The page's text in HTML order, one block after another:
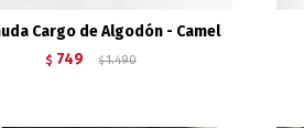
Cargo de Algodón - Camel
$ 749 $ 1.490